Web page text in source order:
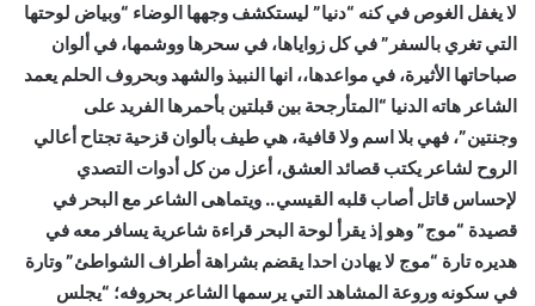
لا يغفل الغوص في كنه “دنيا” ليستكشف وجهها الوضاء “وبياض لوحتها
التي تغري بالسفر” في كل زواياها، في سحرها ووشمها، في ألوان
صباحاتها الأثيرة، في مواعدها،، انها النبيذ والشهد وبحروف الحلم يعمد
الشاعر هاته الدنيا “المتأرجحة بين قبلتين بأحمرها الفريد على
وجنتين”، فهي بلا اسم ولا قافية، هي طيف بألوان قزحية تجتاح أعالي
الروح لشاعر يكتب قصائد العشق، أعزل من كل أدوات التصدي
لإحساس قاتل أصاب قلبه القيسي.. ويتماهى الشاعر مع البحر في
قصيدة “موج” وهو إذ يقرأ لوحة البحر قراءة شاعرية يسافر معه في
هديره تارة “موج لا يهادن احدا يقضم بشراهة أطراف الشواطئ” وتارة
في سكونه وروعة المشاهد التي يرسمها الشاعر بحروفه؛ “يجلس